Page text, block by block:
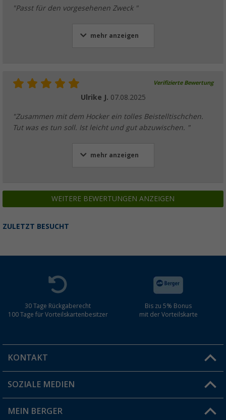
"Passt für den vorgesehenen Zweck "
mehr anzeigen
Verifizierte Bewertung
Ulrike J. 07.08.2025
"Zusammen mit dem Hocker ein tolles Beistelltischchen.
Tut was es tun soll. Ist leicht und gut abzuwischen. "
mehr anzeigen
WEITERE BEWERTUNGEN ANZEIGEN
ZULETZT BESUCHT
30 Tage Rückgaberecht
100 Tage für Vorteilskartenbesitzer
Bis zu 5% Bonus
mit der Vorteilskarte
KONTAKT
Du hast eine Frage?
Filiale finden
SOZIALE MEDIEN
MEIN BERGER